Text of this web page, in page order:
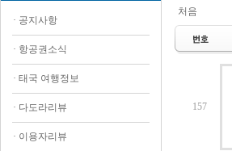
· 공지사항
· 항공권소식
· 태국 여행정보
· 다도라리뷰
· 이용자리뷰
처음
157